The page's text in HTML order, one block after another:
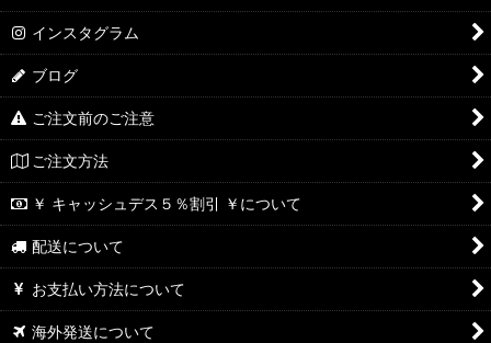
インスタグラム
ブログ
ご注文前のご注意
ご注文方法
￥ キャッシュデス５％割引 ￥について
配送について
お支払い方法について
海外発送について